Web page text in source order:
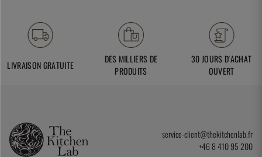
LIVRAISON GRATUITE
DES MILLIERS DE
PRODUITS
30 JOURS D'ACHAT
OUVERT
service-client@thekitchenlab.fr
+46 8 410 95 200